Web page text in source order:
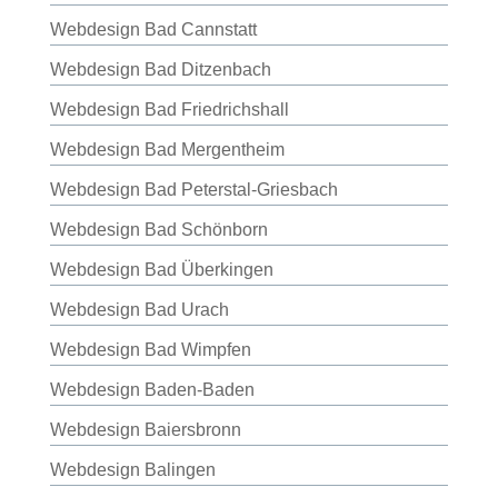
Webdesign Bad Cannstatt
Webdesign Bad Ditzenbach
Webdesign Bad Friedrichshall
Webdesign Bad Mergentheim
Webdesign Bad Peterstal-Griesbach
Webdesign Bad Schönborn
Webdesign Bad Überkingen
Webdesign Bad Urach
Webdesign Bad Wimpfen
Webdesign Baden-Baden
Webdesign Baiersbronn
Webdesign Balingen